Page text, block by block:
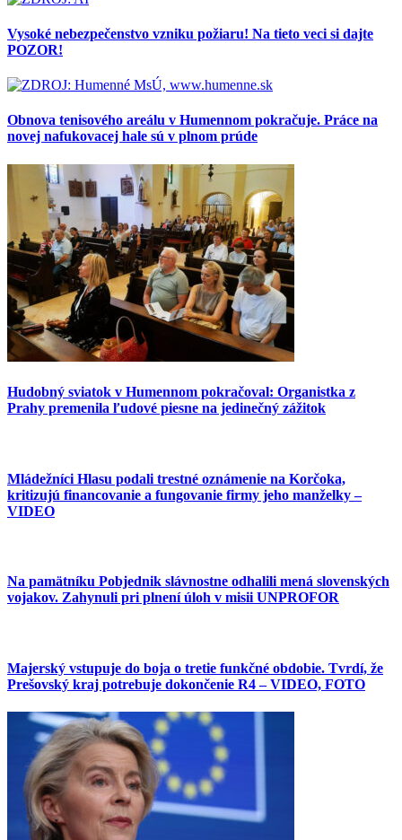
Vysoké nebezpečenstvo vzniku požiaru! Na tieto veci si dajte
POZOR!
Obnova tenisového areálu v Humennom pokračuje. Práce na
novej nafukovacej hale sú v plnom prúde
Hudobný sviatok v Humennom pokračoval: Organistka z
Prahy premenila ľudové piesne na jedinečný zážitok
Mládežníci Hlasu podali trestné oznámenie na Korčoka,
kritizujú financovanie a fungovanie firmy jeho manželky –
VIDEO
Na pamätníku Pobjednik slávnostne odhalili mená slovenských
vojakov. Zahynuli pri plnení úloh v misii UNPROFOR
Majerský vstupuje do boja o tretie funkčné obdobie. Tvrdí, že
Prešovský kraj potrebuje dokončenie R4 – VIDEO, FOTO